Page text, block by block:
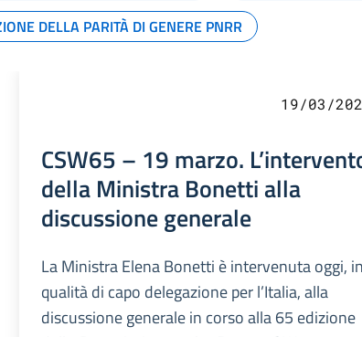
DELLA PARITÀ DI GENERE PNRR
19/03/
CSW65 – 19 marzo.
della Ministra Bonetti alla
discussione generale
La Ministra Elena Bonetti è intervenuta oggi, in
qualità di capo delegazione per l’Italia, alla
discussione generale in corso alla 65 edizione